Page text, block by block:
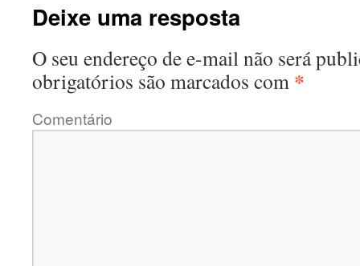
Deixe uma resposta
O seu endereço de e-mail não será
obrigatórios são marcados com *
Comentário